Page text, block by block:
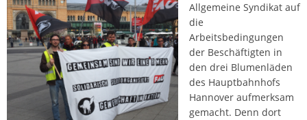
Allgemeine Syndikat auf
die
Arbeitsbedingungen
der Beschäftigten in
den drei Blumenläden
des Hauptbahnhofs
Hannover aufmerksam
gemacht. Denn dort